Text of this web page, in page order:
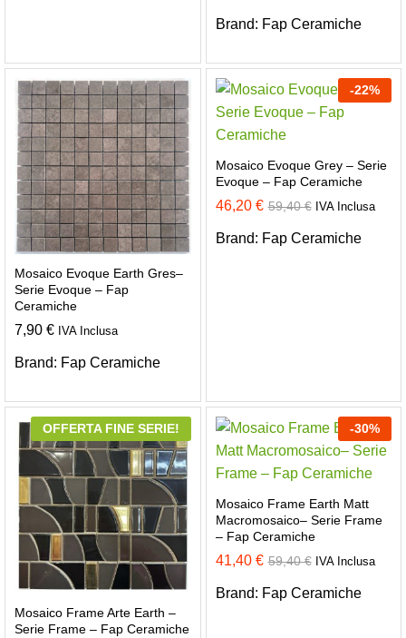
Brand: Fap Ceramiche
Mosaico Evoque Earth Gres–
Serie Evoque – Fap
Ceramiche
7,90 € IVA Inclusa
Brand: Fap Ceramiche
-22%
Mosaico Evoque Grey – Serie
Evoque – Fap Ceramiche
46,20 € 59,40€ IVA Inclusa
Brand: Fap Ceramiche
OFFERTA FINE SERIE!
Mosaico Frame Arte Earth –
Serie Frame – Fap Ceramiche
-30%
Mosaico Frame Earth Matt
Macromosaico– Serie Frame
– Fap Ceramiche
41,40 € 59,40€ IVA Inclusa
Brand: Fap Ceramiche